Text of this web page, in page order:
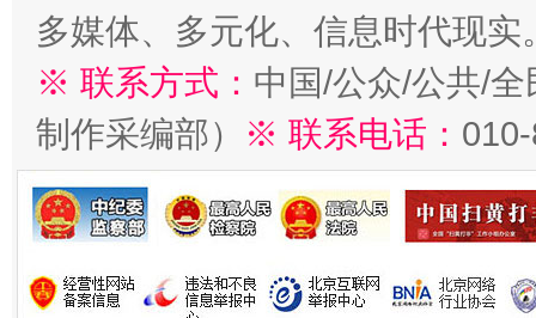
多媒体、多元化、信息时代现实
※ 联系方式： 中国/公众/公共/
制作采编部）
※ 联系电话：